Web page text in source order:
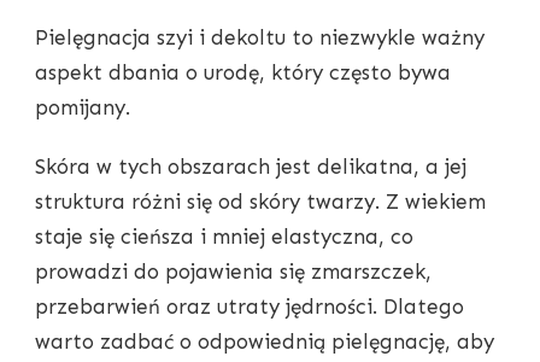
Pielęgnacja szyi i dekoltu to niezwykle ważny
aspekt dbania o urodę, który często bywa
pomijany.
Skóra w tych obszarach jest delikatna, a jej
struktura różni się od skóry twarzy. Z wiekiem
staje się cieńsza i mniej elastyczna, co
prowadzi do pojawienia się zmarszczek,
przebarwień oraz utraty jędrności. Dlatego
warto zadbać o odpowiednią pielęgnację, aby